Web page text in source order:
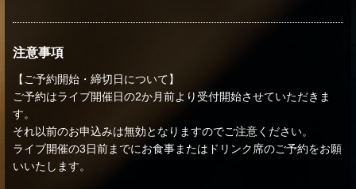
注意事項
【ご予約開始・締切日について】
ご予約はライブ開催日の2か月前より受付開始させていただきま
す。
それ以前のお申込みは無効となりますのでご注意ください。
ライブ開催の3日前までにお食事またはドリンク席のご予約をお願
いいたします。